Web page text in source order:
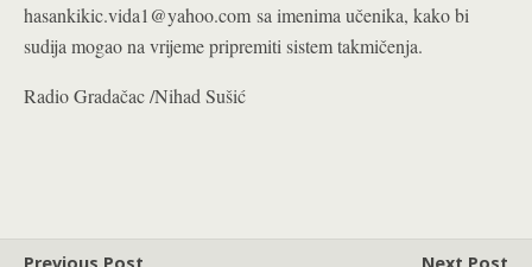
hasankikic.vida1@yahoo.com sa imenima učenika, kako bi
sudija mogao na vrijeme pripremiti sistem takmičenja.
Radio Gradačac /Nihad Sušić